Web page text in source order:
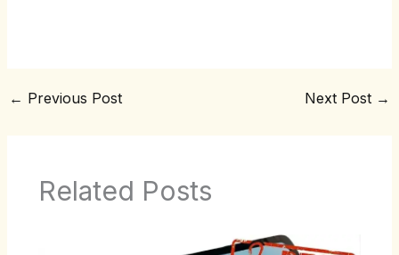
← Previous Post Next Post →
Related Posts